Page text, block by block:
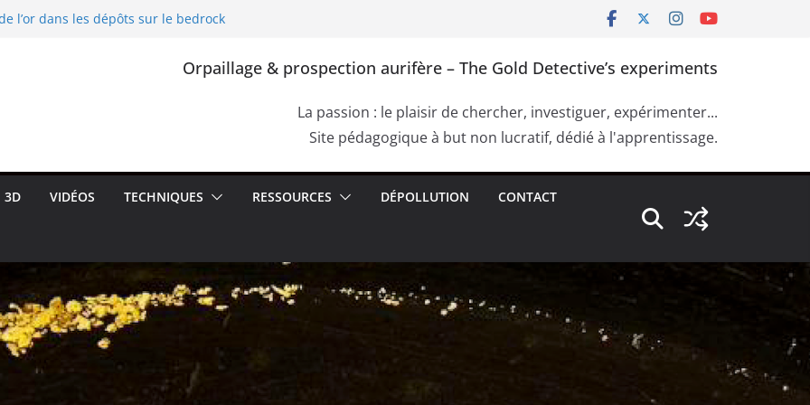
l’or dans les dépôts sur le bedrock
de Cassius. Comment confirmer la
du bedrock dans les dépôts
Orpaillage & prospection aurifère – The Gold Detective’s experiments
La passion : le plaisir de chercher, investiguer, expérimenter...
Site pédagogique à but non lucratif, dédié à l'apprentissage.
3D VIDÉOS TECHNIQUES RESSOURCES DÉPOLLUTION CONTACT